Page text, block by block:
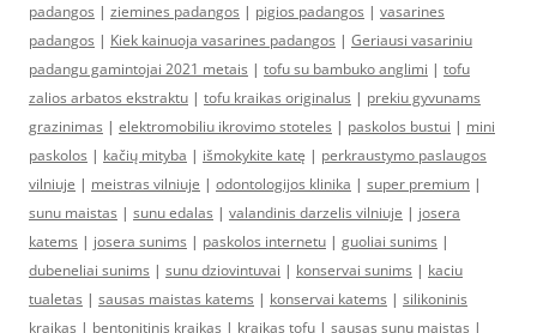
padangos | ziemines padangos | pigios padangos | vasarines
padangos | Kiek kainuoja vasarines padangos | Geriausi vasariniu
padangu gamintojai 2021 metais | tofu su bambuko anglimi | tofu
zalios arbatos ekstraktu | tofu kraikas originalus | prekiu gyvunams
grazinimas | elektromobiliu ikrovimo stoteles | paskolos bustui | mini
paskolos | kačių mityba | išmokykite katę | perkraustymo paslaugos
vilniuje | meistras vilniuje | odontologijos klinika | super premium |
sunu maistas | sunu edalas | valandinis darzelis vilniuje | josera
katems | josera sunims | paskolos internetu | guoliai sunims |
dubeneliai sunims | sunu dziovintuvai | konservai sunims | kaciu
tualetas | sausas maistas katems | konservai katems | silikoninis
kraikas | bentonitinis kraikas | kraikas tofu | sausas sunu maistas |